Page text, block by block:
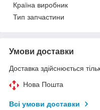
Країна виробник
Тип запчастини
Умови доставки
Доставка здійснюється
Нова Пошта
Всі умови доставки